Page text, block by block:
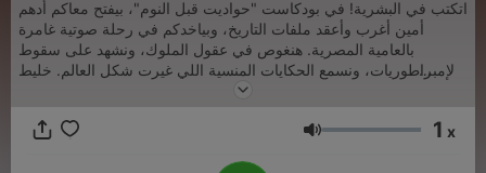
اتكتب في البشرية! في بودكاست "حواديت قبل النوم"، بيفتح معاكم أدهم
أمين أغرب وأعقد ملفات التاريخ، وبياخدكم في رحلة صوتية غامرة
بالعامية المصرية. هنغوص في عقول الملوك، ونشهد على سقوط
الإمبراطوريات، ونسمع الحكايات المنسية اللي غيرت شكل العالم. خليط
بين التحليل النفسي، الدراما التاريخية، والقصة الممتعة. جهز قهوتك أو
Volume 1 x